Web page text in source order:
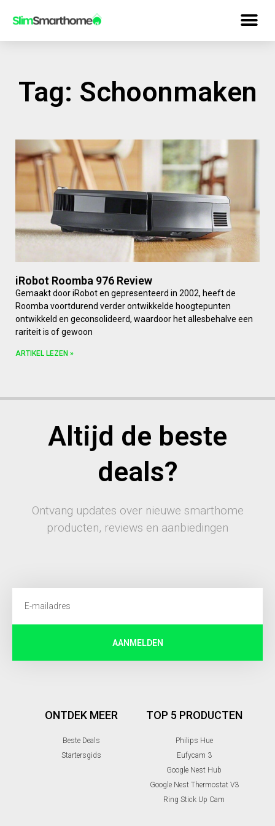
Tag: Schoonmaken
iRobot Roomba 976 Review
Gemaakt door iRobot en gepresenteerd in 2002, heeft de
Roomba voortdurend verder ontwikkelde hoogtepunten
ontwikkeld en geconsolideerd, waardoor het allesbehalve een
rariteit is of gewoon
ARTIKEL LEZEN »
Altijd de beste
deals?
Ontvang updates over nieuwe smarthome
producten, reviews en aanbiedingen
AANMELDEN
ONTDEK MEER
Beste Deals
Startersgids
TOP 5 PRODUCTEN
Philips Hue
Eufycam 3
Google Nest Hub
Google Nest Thermostat V3
Ring Stick Up Cam